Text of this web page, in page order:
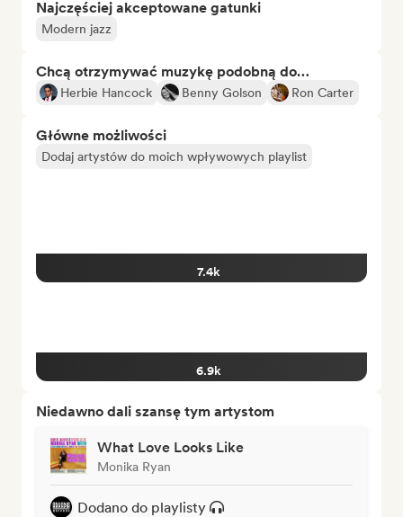
Najczęściej akceptowane gatunki
Modern jazz
Chcą otrzymywać muzykę podobną do…
Herbie Hancock Benny Golson Ron Carter
Główne możliwości
Dodaj artystów do moich wpływowych playlist
7.4k
6.9k
Niedawno dali szansę tym artystom
What Love Looks Like
Monika Ryan
Dodano do playlisty